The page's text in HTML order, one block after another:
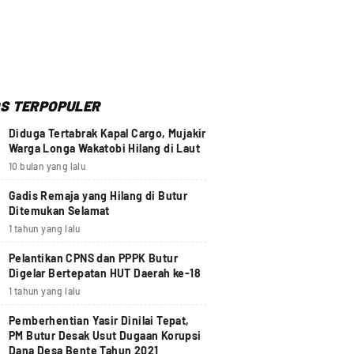
TERPOPULER
Diduga Tertabrak Kapal Cargo, Mujakir
Warga Longa Wakatobi Hilang di Laut
10 bulan yang lalu
Gadis Remaja yang Hilang di Butur
Ditemukan Selamat
1 tahun yang lalu
Pelantikan CPNS dan PPPK Butur
Digelar Bertepatan HUT Daerah ke-18
1 tahun yang lalu
Pemberhentian Yasir Dinilai Tepat,
PM Butur Desak Usut Dugaan Korupsi
Dana Desa Bente Tahun 2021